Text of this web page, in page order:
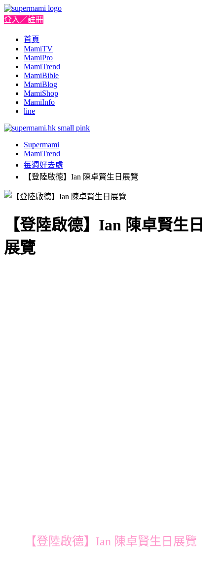
登入／註冊
首頁
MamiTV
MamiPro
MamiTrend
MamiBible
MamiBlog
MamiShop
MamiInfo
line
Supermami
MamiTrend
每週好去處
【登陸啟德】Ian 陳卓賢生日展覽
【登陸啟德】Ian 陳卓賢生日
展覽
【登陸啟德】Ian 陳卓賢生日展覽